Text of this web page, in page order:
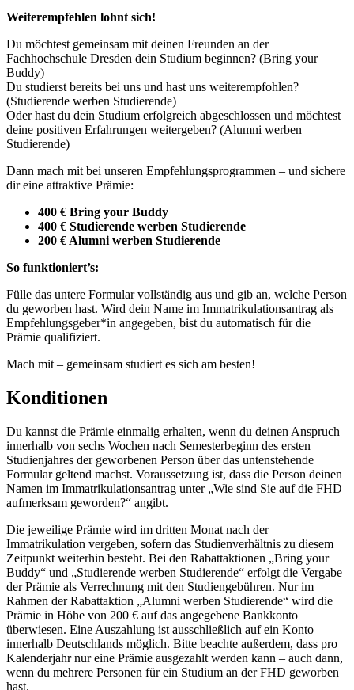
Weiterempfehlen lohnt sich!
Du möchtest gemeinsam mit deinen Freunden an der
Fachhochschule Dresden dein Studium beginnen? (Bring your
Buddy)
Du studierst bereits bei uns und hast uns weiterempfohlen?
(Studierende werben Studierende)
Oder hast du dein Studium erfolgreich abgeschlossen und möchtest
deine positiven Erfahrungen weitergeben? (Alumni werben
Studierende)
Dann mach mit bei unseren Empfehlungsprogrammen – und sichere
dir eine attraktive Prämie:
400 € Bring your Buddy
400 € Studierende werben Studierende
200 € Alumni werben Studierende
So funktioniert’s:
Fülle das untere Formular vollständig aus und gib an, welche Person
du geworben hast. Wird dein Name im Immatrikulationsantrag als
Empfehlungsgeber*in angegeben, bist du automatisch für die
Prämie qualifiziert.
Mach mit – gemeinsam studiert es sich am besten!
Konditionen
Du kannst die Prämie einmalig erhalten, wenn du deinen Anspruch
innerhalb von sechs Wochen nach Semesterbeginn des ersten
Studienjahres der geworbenen Person über das untenstehende
Formular geltend machst. Voraussetzung ist, dass die Person deinen
Namen im Immatrikulationsantrag unter „Wie sind Sie auf die FHD
aufmerksam geworden?“ angibt.
Die jeweilige Prämie wird im dritten Monat nach der
Immatrikulation vergeben, sofern das Studienverhältnis zu diesem
Zeitpunkt weiterhin besteht. Bei den Rabattaktionen „Bring your
Buddy“ und „Studierende werben Studierende“ erfolgt die Vergabe
der Prämie als Verrechnung mit den Studiengebühren. Nur im
Rahmen der Rabattaktion „Alumni werben Studierende“ wird die
Prämie in Höhe von 200 € auf das angegebene Bankkonto
überwiesen. Eine Auszahlung ist ausschließlich auf ein Konto
innerhalb Deutschlands möglich. Bitte beachte außerdem, dass pro
Kalenderjahr nur eine Prämie ausgezahlt werden kann – auch dann,
wenn du mehrere Personen für ein Studium an der FHD geworben
hast.